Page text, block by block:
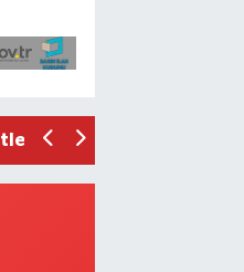
uyuşturucu
Kıvanç Taşyaran ve